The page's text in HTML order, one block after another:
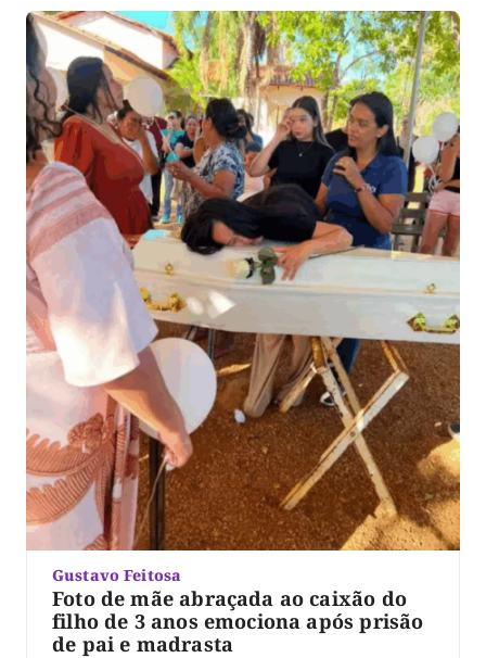
Eduardo Gomes, […]
Gustavo Feitosa
Foto de mãe abraçada ao caixão do
filho de 3 anos emociona após prisão
de pai e madrasta